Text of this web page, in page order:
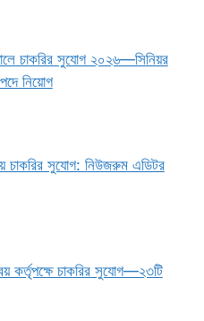
চাকরির সুযোগ ২০২৬—সিনিয়র
নিয়োগ
চাকরির সুযোগ: নিউজরুম এডিটর
কর্তৃপক্ষে চাকরির সুযোগ—২৩টি